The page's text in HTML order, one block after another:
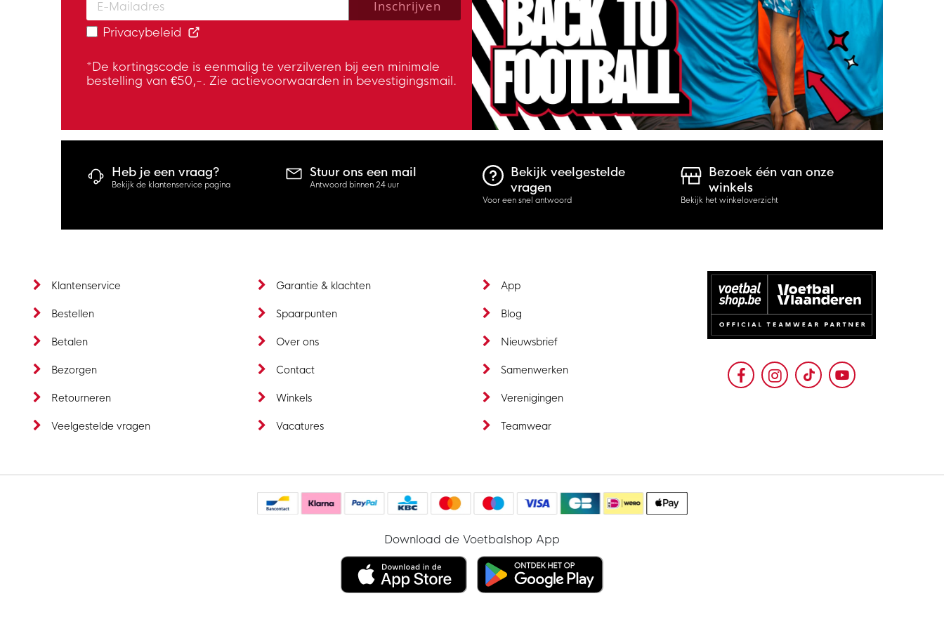
Privacybeleid
Inschrijven
*De kortingscode is eenmalig te verzilveren bij een minimale
bestelling van €50,-. Zie actievoorwaarden in bevestigingsmail.
Heb je een vraag?
Bekijk de klantenservice pagina
Stuur ons een mail
Antwoord binnen 24 uur
Bekijk veelgestelde
vragen
Voor een snel antwoord
Bezoek één van onze
winkels
Bekijk het winkeloverzicht
Klantenservice
Bestellen
Betalen
Bezorgen
Retourneren
Veelgestelde vragen
Garantie & klachten
Spaarpunten
Over ons
Contact
Winkels
Vacatures
App
Blog
Nieuwsbrief
Samenwerken
Verenigingen
Teamwear
Download de Voetbalshop App